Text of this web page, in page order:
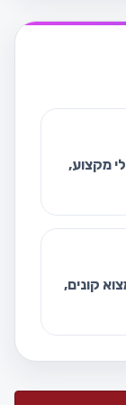
מקצוע,
קונים,